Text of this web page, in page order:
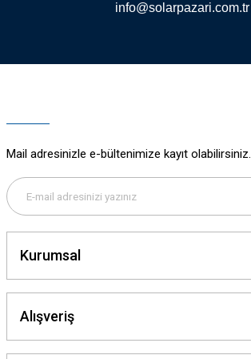
Gönder
info@solarpazari.com.tr
Mail adresinizle e-bültenimize kayıt olabilirsiniz.
Kurumsal
Alışveriş